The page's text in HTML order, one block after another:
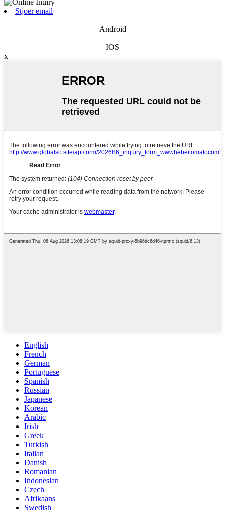
Stjoer email
Android
IOS
x
English
French
German
Portuguese
Spanish
Russian
Japanese
Korean
Arabic
Irish
Greek
Turkish
Italian
Danish
Romanian
Indonesian
Czech
Afrikaans
Swedish